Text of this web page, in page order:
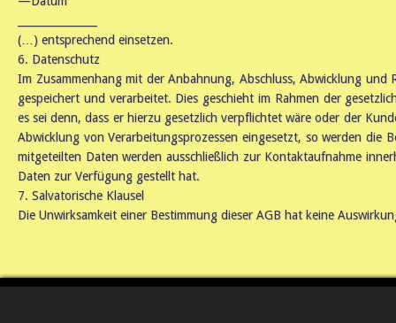
(…) entsprechend einsetzen.
6. Datenschutz
Im Zusammenhang mit der Anbahnung, Abschluss, Abwicklung
gespeichert und verarbeitet. Dies geschieht im Rahmen der
es sei denn, dass er hierzu gesetzlich verpflichtet wäre oder der
Abwicklung von Verarbeitungsprozessen eingesetzt, so werden die
mitgeteilten Daten werden ausschließlich zur Kontaktaufnahme
Daten zur Verfügung gestellt hat.
7. Salvatorische Klausel
Die Unwirksamkeit einer Bestimmung dieser AGB hat keine